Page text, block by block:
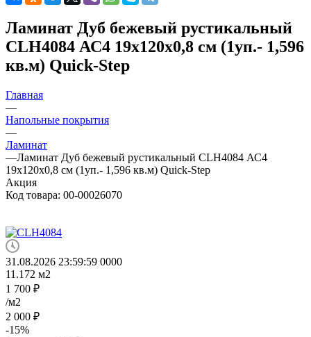
Ламинат Дуб бежевый рустикальный
CLH4084 АС4 19х120х0,8 см (1уп.- 1,596
кв.м) Quick-Step
Главная
—
Напольные покрытия
—
Ламинат
—Ламинат Дуб бежевый рустикальный CLH4084 АС4
19х120х0,8 см (1уп.- 1,596 кв.м) Quick-Step
Акция
Код товара: 00-00026070
31.08.2026 23:59:59 0000
11.172 м2
1 700 ₽
/м2
2 000 ₽
-15%